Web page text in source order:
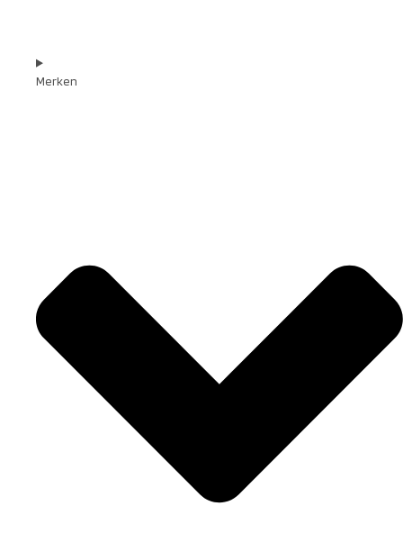
Merken